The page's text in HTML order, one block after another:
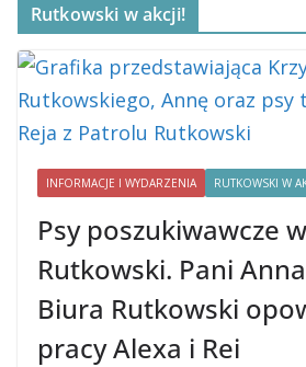
Rutkowski w akcji!
INFORMACJE I WYDARZENIA RUTKOWSKI W
Psy poszukiwawcze
Rutkowski. Pani
Biura Rutkowski
pracy Alexa i Rei